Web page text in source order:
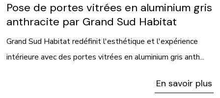
Pose de portes vitrées en aluminium gris
anthracite par Grand Sud Habitat
Grand Sud Habitat redéfinit l'esthétique et l'expérience
intérieure avec des portes vitrées en aluminium gris anth...
En savoir plus